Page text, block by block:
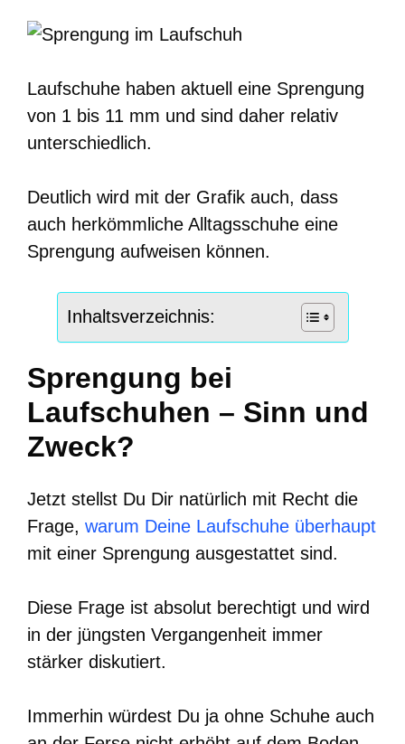
Laufschuhe haben aktuell eine Sprengung
von 1 bis 11 mm und sind daher relativ
unterschiedlich.
Deutlich wird mit der Grafik auch, dass
auch herkömmliche Alltagsschuhe eine
Sprengung aufweisen können.
Inhaltsverzeichnis:
Sprengung bei
Laufschuhen – Sinn und
Zweck?
Jetzt stellst Du Dir natürlich mit Recht die
Frage, warum Deine Laufschuhe überhaupt
mit einer Sprengung ausgestattet sind.
Diese Frage ist absolut berechtigt und wird
in der jüngsten Vergangenheit immer
stärker diskutiert.
Immerhin würdest Du ja ohne Schuhe auch